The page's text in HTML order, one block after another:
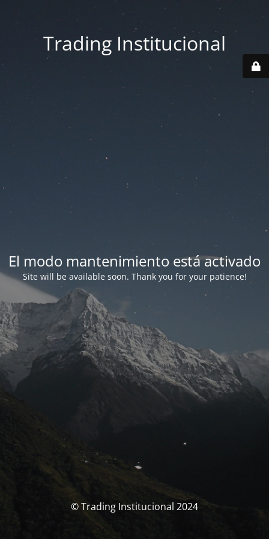
Trading Institucional
El modo mantenimiento está activado
Site will be available soon. Thank you for your patience!
© Trading Institucional 2024